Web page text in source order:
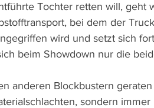
Tochter retten will, geht
bei dem der
wird und setzt sich
beim Showdown nur die
anderen Blockbustern
sondern